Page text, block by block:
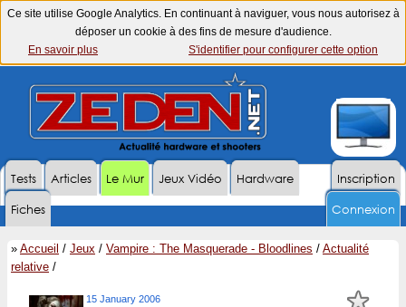
Ce site utilise Google Analytics. En continuant à naviguer, vous nous autorisez à
déposer un cookie à des fins de mesure d'audience.
En savoir plus
S'identifier pour configurer cette option
Inscription
Tests Articles Le Mur Jeux Vidéo
Hardware
Fiches
Connexion
» Accueil / Jeux / Vampire : The Masquerade - Bloodlines / Actualité
relative /
15 January 2006